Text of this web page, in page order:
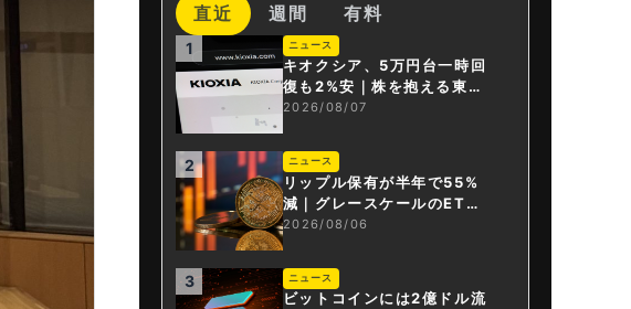
直近 週間 有料
1 ニュース
キオクシア、5万円台一時回
復も2%安｜株を抱える東芝
は純利益30倍
2026/08/07
2 ニュース
リップル保有が半年で55%
減｜グレースケールのET
F、純資産1.6億ドル減
2026/08/06
3 ニュース
ビットコインには2億ドル流